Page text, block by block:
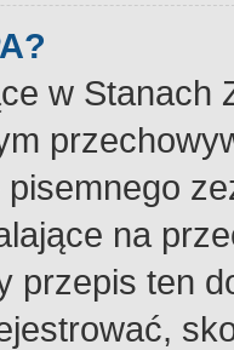
w Stanach
na
przepis ten